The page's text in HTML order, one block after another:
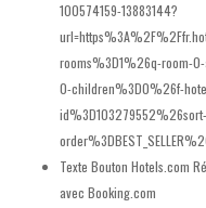
100574159-13883144?
rooms%3D1%26q-room-
0-children%3D0%26f-
id%3D103279552%26sort-
Texte Bouton Hotels.com
avec Booking.com